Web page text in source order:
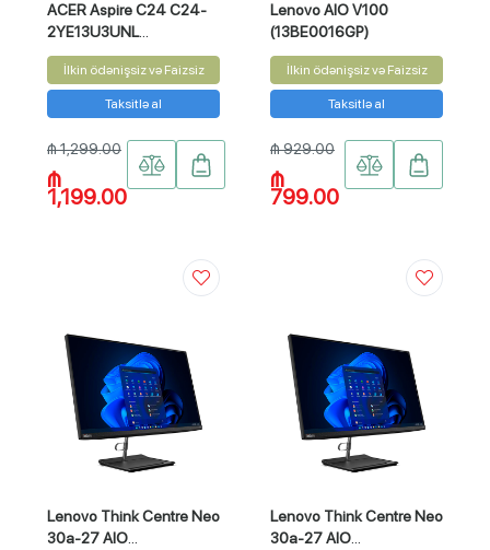
ACER Aspire C24 C24-
2YE13U3UNL
(DQ.BMJEM002)
İlkin ödənişsiz və Faizsiz
Taksitlə al
₼ 1,299.00
₼
1,199.00
Lenovo AIO V100
(13BE0016GP)
İlkin ödənişsiz və Faizsiz
Taksitlə al
₼ 929.00
₼
799.00
Lenovo Think Centre Neo
30a-27 AIO
Lenovo Think Centre Neo
30a-27 AIO